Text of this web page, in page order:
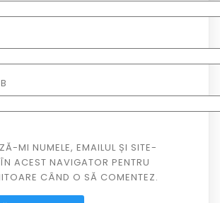
MI NUMELE, EMAILUL ȘI SITE-
ACEST NAVIGATOR PENTRU
CÂND O SĂ COMENTEZ.